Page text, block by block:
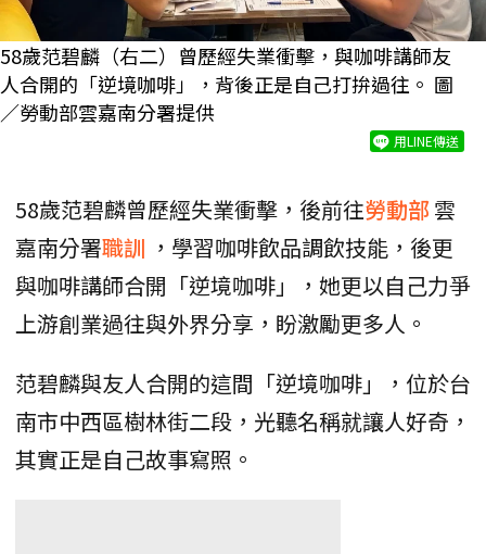
58歲范碧麟（右二）曾歷經失業衝擊，與咖啡講師友
人合開的「逆境咖啡」，背後正是自己打拚過往。 圖
／勞動部雲嘉南分署提供
用LINE傳送
58歲范碧麟曾歷經失業衝擊，後前往勞動部雲
嘉南分署職訓 ，學習咖啡飲品調飲技能，後更
與咖啡講師合開「逆境咖啡」，她更以自己力爭
上游創業過往與外界分享，盼激勵更多人。
范碧麟與友人合開的這間「逆境咖啡」，位於台
南市中西區樹林街二段，光聽名稱就讓人好奇，
其實正是自己故事寫照。